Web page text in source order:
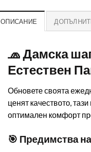
ОПИСАНИЕ
🧢 Дамска
Естествен
Обновете своята
ценят качеството,
оптимален комфорт
🎯 Предимства